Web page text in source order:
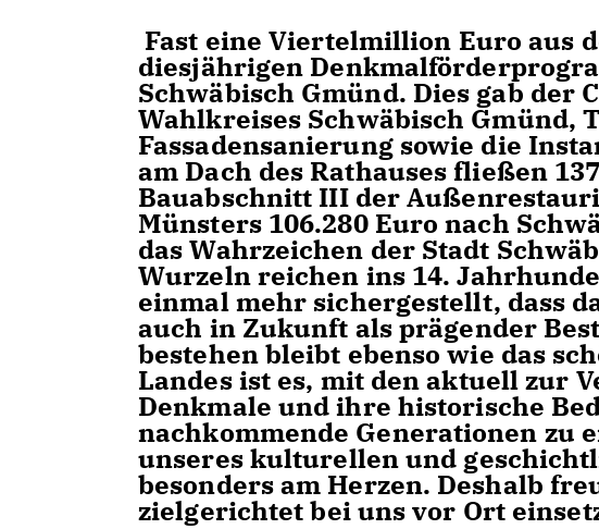
Fast eine Viertelmillion Euro aus
diesjährigen
Schwäbisch Gmünd. Dies gab der
Wahlkreises Schwäbisch Gmünd,
Fassadensanierung sowie die
am Dach des Rathauses fließen
Bauabschnitt III der
Münsters 106.280 Euro nach
das Wahrzeichen der Stadt
Wurzeln reichen ins 14.
einmal mehr sichergestellt, dass
auch in Zukunft als prägender
bestehen bleibt ebenso wie das
Landes ist es, mit den aktuell zur
Denkmale und ihre historische
nachkommende Generationen zu
unseres kulturellen und
besonders am Herzen. Deshalb
zielgerichtet bei uns vor Ort